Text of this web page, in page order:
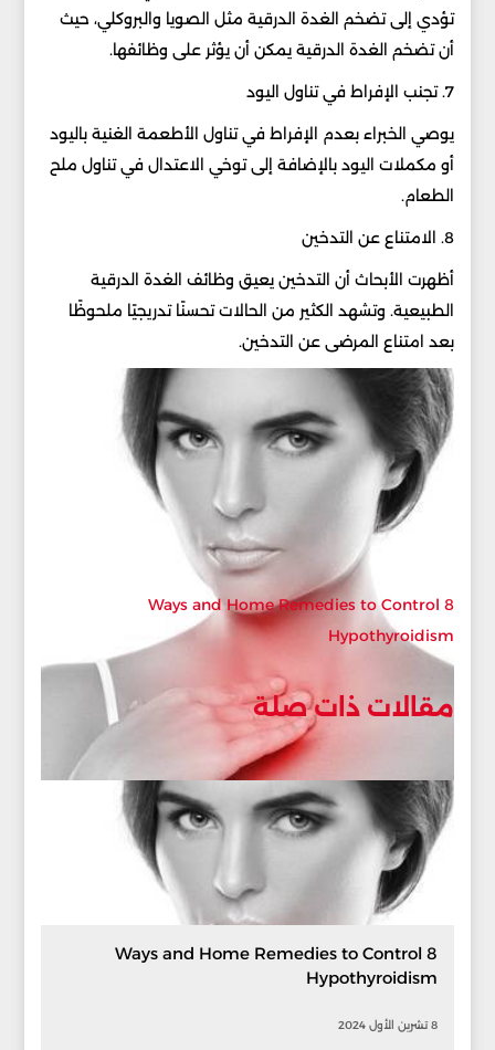
تؤدي إلى تضخم الغدة الدرقية مثل الصويا والبروكلي، حيث
أن تضخم الغدة الدرقية يمكن أن يؤثر على وظائفها.
7. تجنب الإفراط في تناول اليود
يوصي الخبراء بعدم الإفراط في تناول الأطعمة الغنية باليود
أو مكملات اليود بالإضافة إلى توخي الاعتدال في تناول ملح
الطعام.
8. الامتناع عن التدخين
أظهرت الأبحاث أن التدخين يعيق وظائف الغدة الدرقية
الطبيعية. وتشهد الكثير من الحالات تحسنًا تدريجيًا ملحوظًا
بعد امتناع المرضى عن التدخين.
8 Ways and Home Remedies to Control
Hypothyroidism
مقالات ذات صلة
8 Ways and Home Remedies to Control
Hypothyroidism
8 تشرين الأول 2024